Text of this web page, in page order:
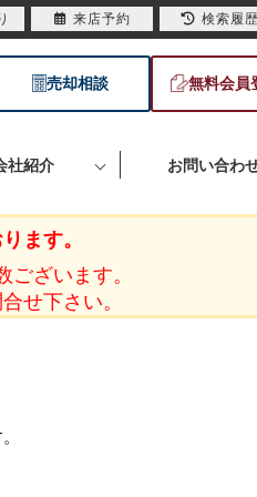
売却相談 無料会員
社紹介 お問い合わ
ます。
ざいます。
せ下さい。
来店予約 検索履歴